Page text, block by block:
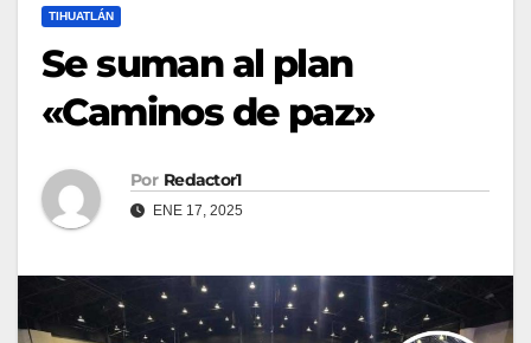
TIHUATLÁN
Se suman al plan
«Caminos de paz»
Por Redactor1
ENE 17, 2025